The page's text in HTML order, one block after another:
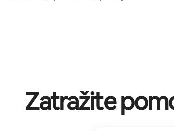
Zatražite